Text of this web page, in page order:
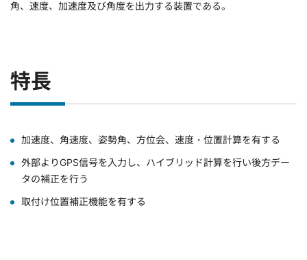
角、速度、加速度及び角度を出力する装置である。
特長
加速度、角速度、姿勢角、方位会、速度・位置計算を有する
外部よりGPS信号を入力し、ハイブリッド計算を行い後方デー
タの補正を行う
取付け位置補正機能を有する